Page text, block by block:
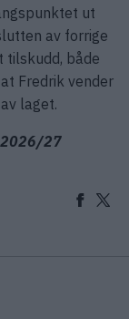
ut
av forrige
tilskudd, både
Fredrik vender
laget.
2026/27